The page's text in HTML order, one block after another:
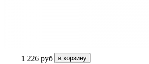
1 226 руб